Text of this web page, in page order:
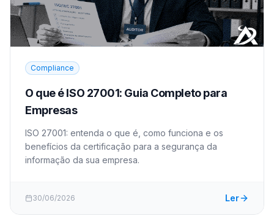
Compliance
O que é ISO 27001: Guia Completo para
Empresas
ISO 27001: entenda o que é, como funciona e os
benefícios da certificação para a segurança da
informação da sua empresa.
30/06/2026 Ler